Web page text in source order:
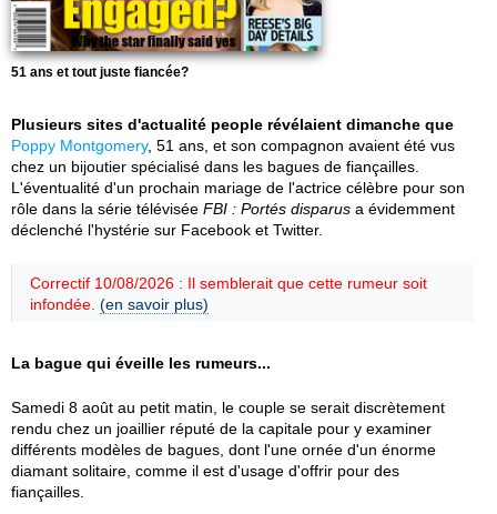
51 ans et tout juste fiancée?
Plusieurs sites d'actualité people révélaient dimanche que
Poppy Montgomery, 51 ans, et son compagnon avaient été vus
chez un bijoutier spécialisé dans les bagues de fiançailles.
L'éventualité d'un prochain mariage de l'actrice célèbre pour son
rôle dans la série télévisée FBI : Portés disparus a évidemment
déclenché l'hystérie sur Facebook et Twitter.
Correctif 10/08/2026 : Il semblerait que cette rumeur soit
infondée. (en savoir plus)
La bague qui éveille les rumeurs...
Samedi 8 août au petit matin, le couple se serait discrètement
rendu chez un joaillier réputé de la capitale pour y examiner
différents modèles de bagues, dont l'une ornée d'un énorme
diamant solitaire, comme il est d'usage d'offrir pour des
fiançailles.